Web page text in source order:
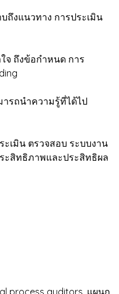
งแนวทาง การประเมิน
จ ถึงข้อกำหนด การ
รถนำความรู้ที่ได้ไป
เมิน ตรวจสอบ ระบบงาน
ะสิทธิภาพและประสิทธิผล
auditors, แผนก